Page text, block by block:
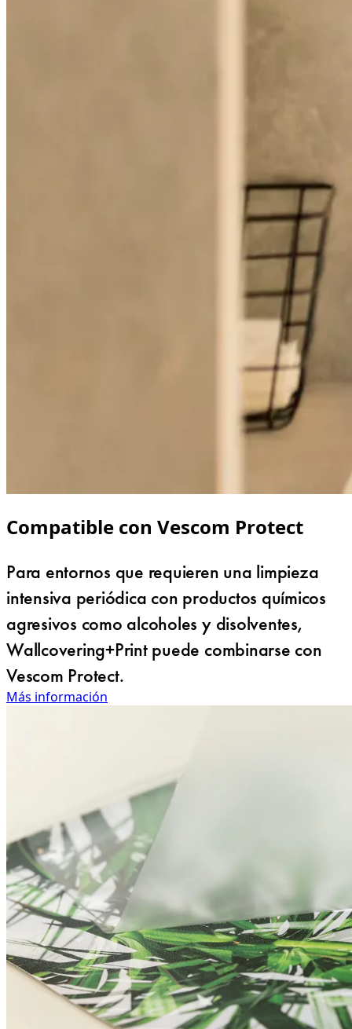
Compatible con Vescom Protect
Para entornos que requieren una limpieza
intensiva periódica con productos químicos
agresivos como alcoholes y disolventes,
Wallcovering+Print puede combinarse con
Vescom Protect.
Más información